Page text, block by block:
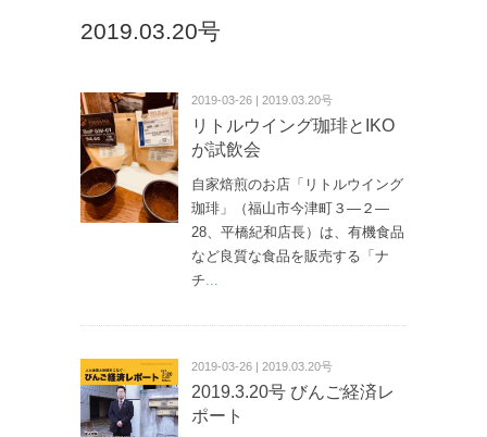
2019.03.20号
2019-03-26 | 2019.03.20号
リトルウイング珈琲とIKO
が試飲会
自家焙煎のお店「リトルウイング
珈琲」（福山市今津町３—２—
28、平橋紀和店長）は、有機食品
など良質な食品を販売する「ナ
チ...
2019-03-26 | 2019.03.20号
2019.3.20号 びんご経済レ
ポート